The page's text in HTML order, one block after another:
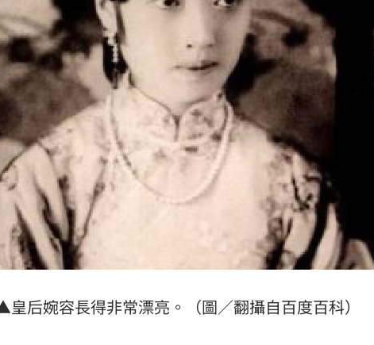
后婉容長得非常漂亮。（圖／翻攝自百度百科）